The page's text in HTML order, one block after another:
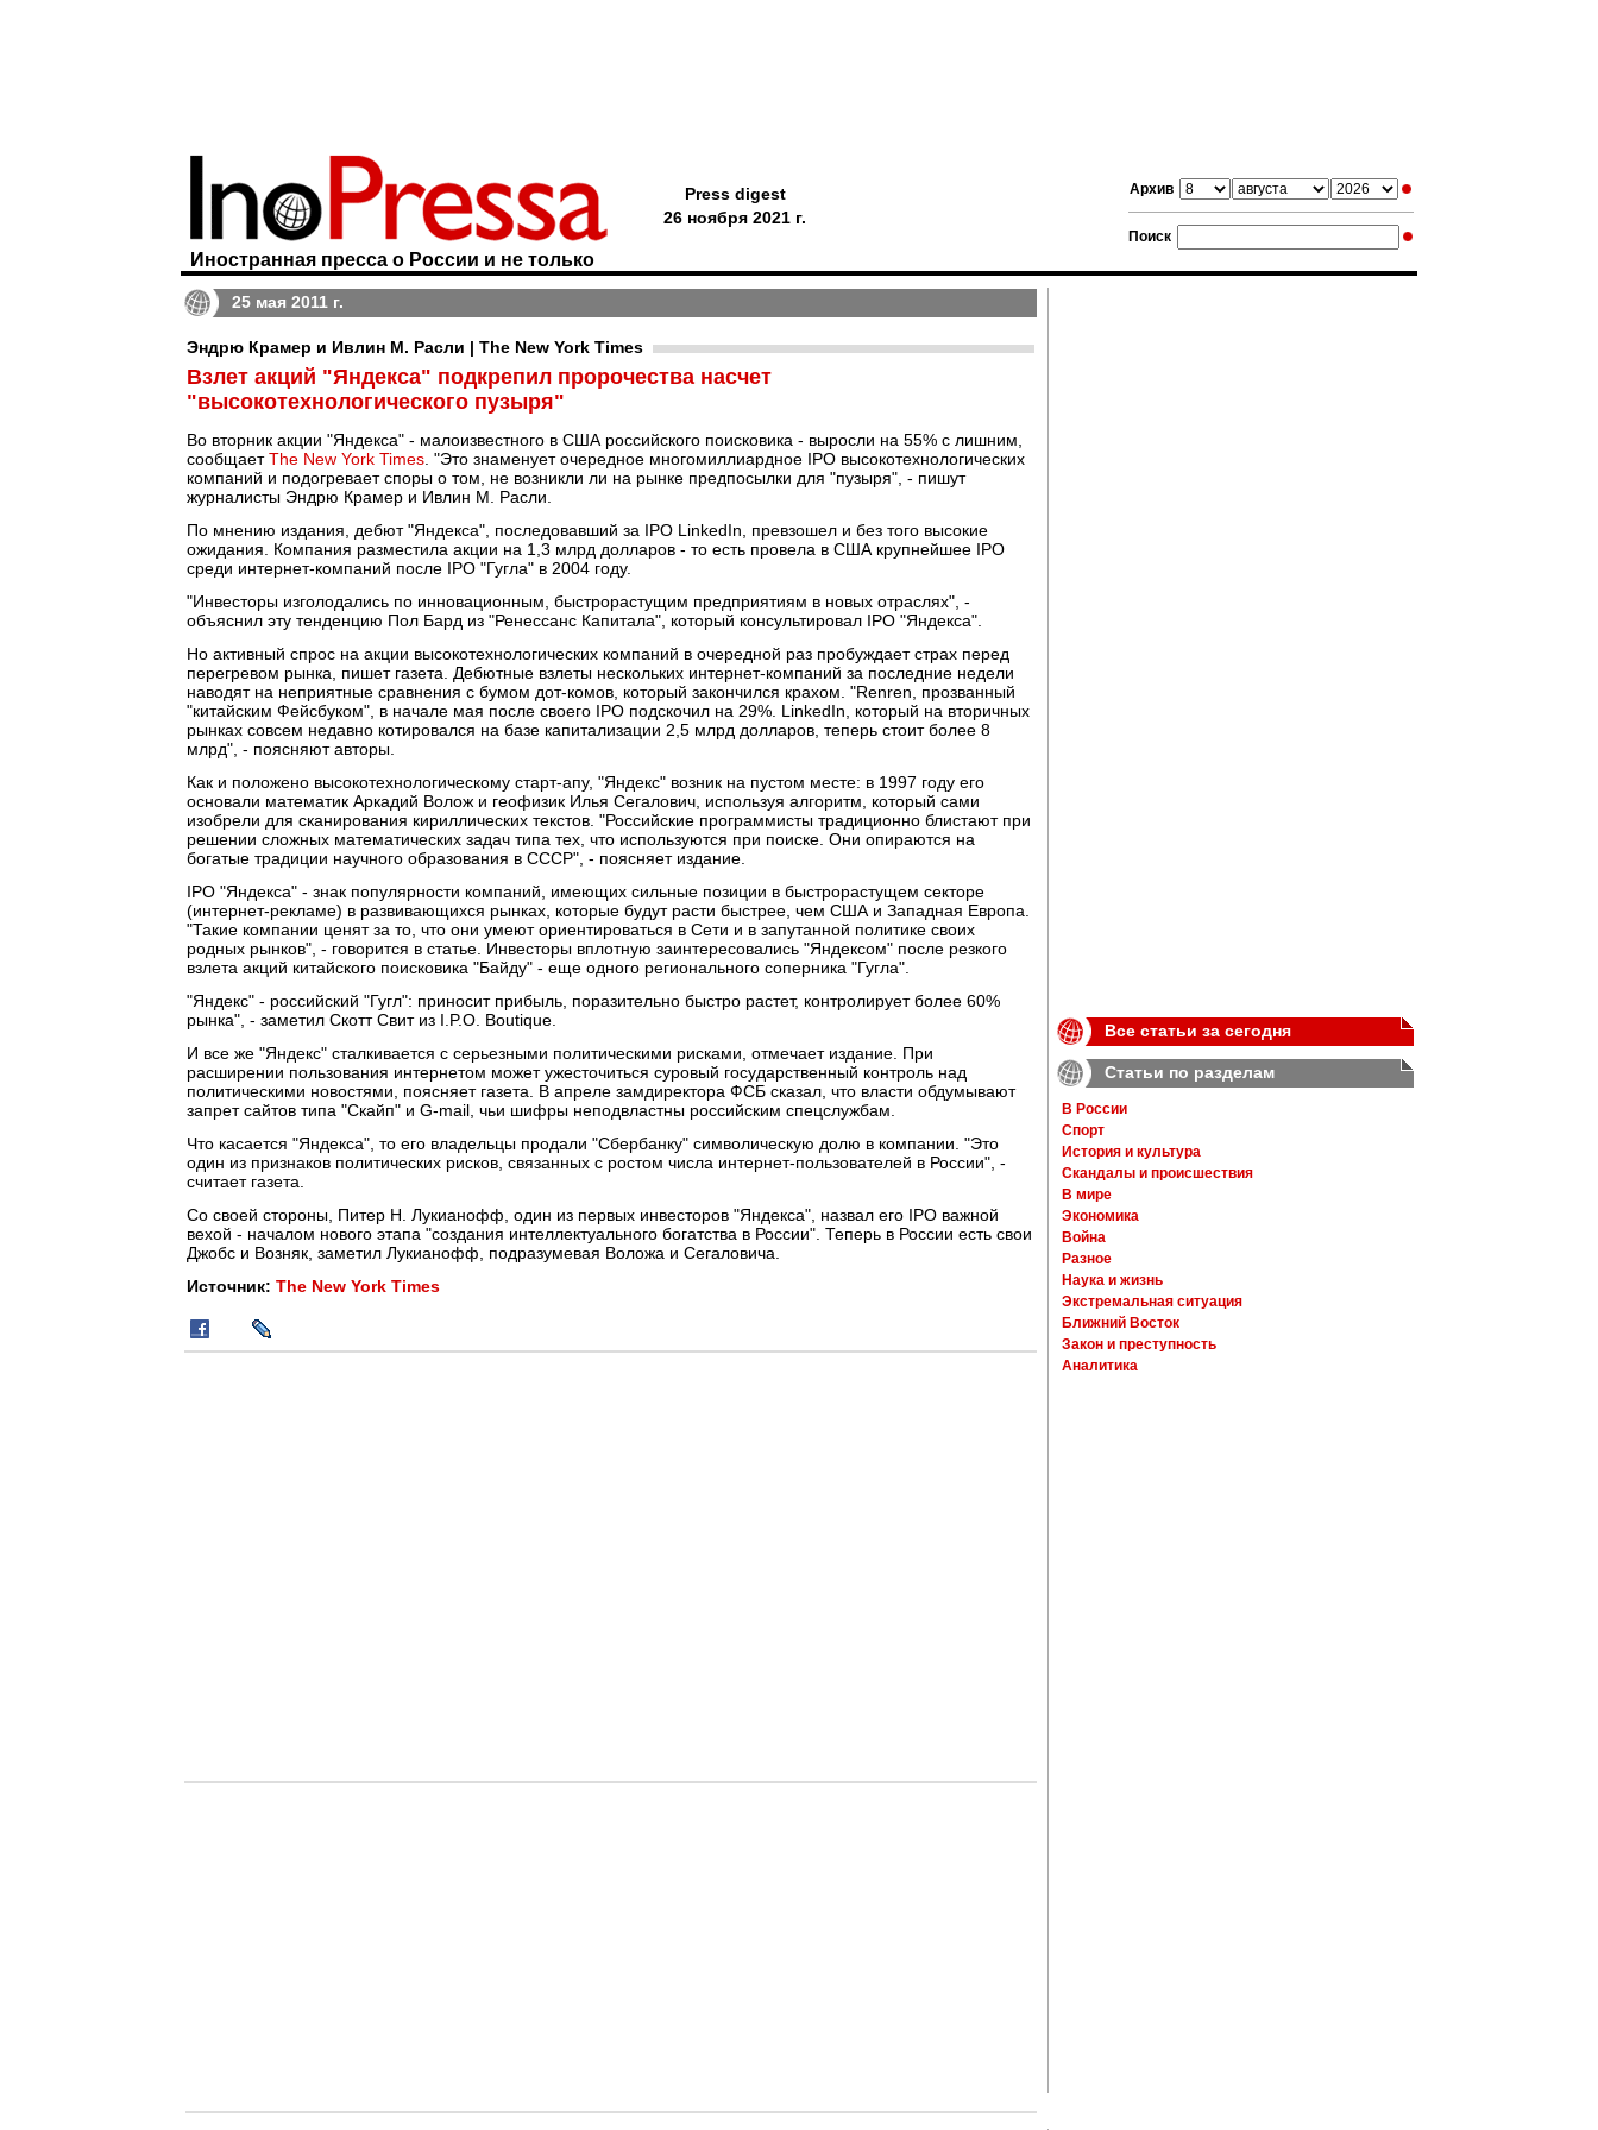
Архив
Поиск
Иностранная пресса о России и не только
Press digest
26 ноября 2021 г.
25 мая 2011 г.
Эндрю Крамер и Ивлин М. Расли | The New York Times
Взлет акций "Яндекса" подкрепил пророчества насчет
"высокотехнологического пузыря"
Во вторник акции "Яндекса" - малоизвестного в США российского поисковика - выросли на 55% с лишним,
сообщаетThe New York Times . "Это знаменует очередное многомиллиардное IPO высокотехнологических
компаний и подогревает споры о том, не возникли ли на рынке предпосылки для "пузыря", - пишут
журналисты Эндрю Крамер и Ивлин М. Расли.
По мнению издания, дебют "Яндекса", последовавший за IPO LinkedIn, превзошел и без того высокие
ожидания. Компания разместила акции на 1,3 млрд долларов - то есть провела в США крупнейшее IPO
среди интернет-компаний после IPO "Гугла" в 2004 году.
"Инвесторы изголодались по инновационным, быстрорастущим предприятиям в новых отраслях", -
объяснил эту тенденцию Пол Бард из "Ренессанс Капитала", который консультировал IPO "Яндекса".
Но активный спрос на акции высокотехнологических компаний в очередной раз пробуждает страх перед
перегревом рынка, пишет газета. Дебютные взлеты нескольких интернет-компаний за последние недели
наводят на неприятные сравнения с бумом дот-комов, который закончился крахом. "Renren, прозванный
"китайским Фейсбуком", в начале мая после своего IPO подскочил на 29%. LinkedIn, который на вторичных
рынках совсем недавно котировался на базе капитализации 2,5 млрд долларов, теперь стоит более 8
млрд", - поясняют авторы.
Как и положено высокотехнологическому старт-апу, "Яндекс" возник на пустом месте: в 1997 году его
основали математик Аркадий Волож и геофизик Илья Сегалович, используя алгоритм, который сами
изобрели для сканирования кириллических текстов. "Российские программисты традиционно блистают при
решении сложных математических задач типа тех, что используются при поиске. Они опираются на
богатые традиции научного образования в СССР", - поясняет издание.
IPO "Яндекса" - знак популярности компаний, имеющих сильные позиции в быстрорастущем секторе
(интернет-рекламе) в развивающихся рынках, которые будут расти быстрее, чем США и Западная Европа.
"Такие компании ценят за то, что они умеют ориентироваться в Сети и в запутанной политике своих
родных рынков", - говорится в статье. Инвесторы вплотную заинтересовались "Яндексом" после резкого
взлета акций китайского поисковика "Байду" - еще одного регионального соперника "Гугла".
"Яндекс" - российский "Гугл": приносит прибыль, поразительно быстро растет, контролирует более 60%
рынка", - заметил Скотт Свит из I.P.O. Boutique.
И все же "Яндекс" сталкивается с серьезными политическими рисками, отмечает издание. При
расширении пользования интернетом может ужесточиться суровый государственный контроль над
политическими новостями, поясняет газета. В апреле замдиректора ФСБ сказал, что власти обдумывают
запрет сайтов типа "Скайп" и G-mail, чьи шифры неподвластны российским спецслужбам.
Что касается "Яндекса", то его владельцы продали "Сбербанку" символическую долю в компании. "Это
один из признаков политических рисков, связанных с ростом числа интернет-пользователей в России", -
считает газета.
Со своей стороны, Питер Н. Лукианофф, один из первых инвесторов "Яндекса", назвал его IPO важной
вехой - началом нового этапа "создания интеллектуального богатства в России". Теперь в России есть свои
Джобс и Возняк, заметил Лукианофф, подразумевая Воложа и Сегаловича.
Источник: The New York Times
Все статьи за сегодня
Статьи по разделам
В России
Спорт
История и культура
Скандалы и происшествия
В мире
Экономика
Война
Разное
Наука и жизнь
Экстремальная ситуация
Ближний Восток
Закон и преступность
Аналитика